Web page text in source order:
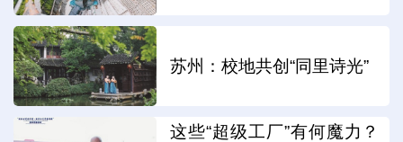
苏州：校地共创“同里诗光”
这些“超级工厂”有何魔力？